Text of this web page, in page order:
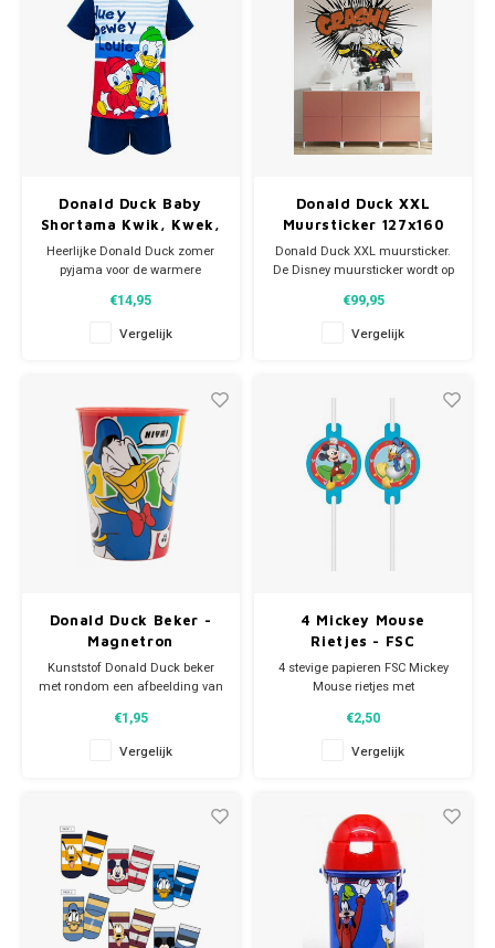
Afmeting:
Donald Duck Baby
Shortama Kwik, Kwek,
Kwak - Maat 68/74
Heerlijke Donald Duck zomer
pyjama voor de warmere
Deze leuke donker
blauwe Disney baby shortama heeft
korte mouwen en een short. Op
Maat: 68/74 ( ca 9 mnd)
Slapen was nog nooit zo
€14,95
Vergelijk
Donald Duck XXL
Muursticker 127x160
cm - Disney
Donald Duck XXL muursticker.
De Disney muursticker wordt op
Afmeting vel: breed 127 x hoog
160 cm.
Muurstickers zijn eenvoudig en
snel aan te brengen, te
verplaatsen en te verwijderen.
De muurstick
€99,95
Vergelijk
Donald Duck Beker -
Magnetron
Kunststof Donald Duck beker
met rondom een afbeelding van
De
plastic Disney drinkbeker heeft
een inhoud van 260 ml en is
Let op: dit artikel is niet geschikt
voor de vaatwasser.
Eenvoudig af
€1,95
Vergelijk
4 Mickey Mouse
Rietjes - FSC
4 stevige papieren FSC Mickey
Mouse rietjes met
Mouse en Donald Duck. Elke
beker limonade wordt pas écht
feestelijk met een Disney rietje!
kan beginnen!
€2,50
Vergelijk